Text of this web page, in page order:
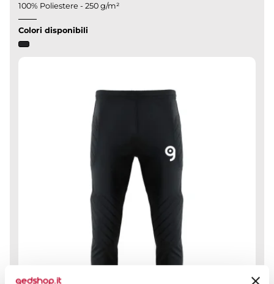
100% Poliestere - 250 g/m²
Colori disponibili